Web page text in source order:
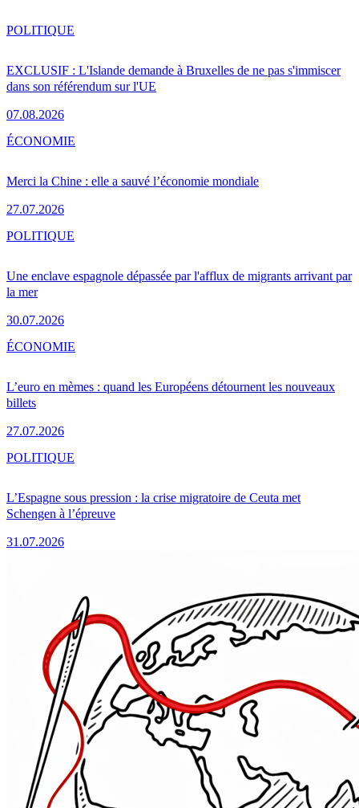
EXCLUSIF : L'Islande demande à Bruxelles de ne pas s'immiscer
dans son référendum sur l'UE
07.08.2026
POLITIQUE
Merci la Chine : elle a sauvé l’économie mondiale
27.07.2026
ÉCONOMIE
Une enclave espagnole dépassée par l'afflux de migrants arrivant par
la mer
30.07.2026
POLITIQUE
L’euro en mèmes : quand les Européens détournent les nouveaux
billets
27.07.2026
ÉCONOMIE
L’Espagne sous pression : la crise migratoire de Ceuta met
Schengen à l’épreuve
31.07.2026
POLITIQUE